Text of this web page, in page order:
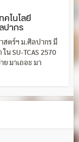
คโนโลยี
ปากร
สตร์ฯ ม.ศิลปากร มี
น SU-TCAS 2570
ย มาเถอะ มา